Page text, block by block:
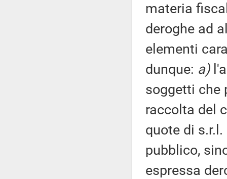
materia
deroghe ad
elementi
dunque: a)
soggetti che
raccolta del
quote di
pubblico,
espressa